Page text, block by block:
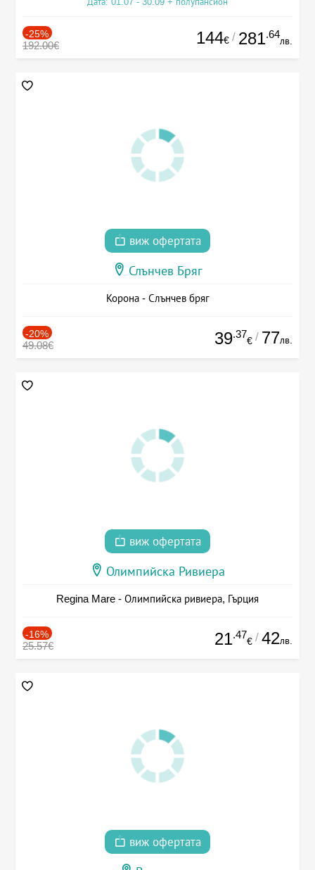
-25%
192.00€ 144€ / 281.64
лв.
виж офертата
Слънчев Бряг
Корона - Слънчев бряг
-20%
49.08€ 39.37
€ / 77лв.
виж офертата
Олимпийска Ривиера
Regina Mare - Олимпийска ривиера, Гърция
-16%
25.57€ 21.47
€ / 42лв.
виж офертата